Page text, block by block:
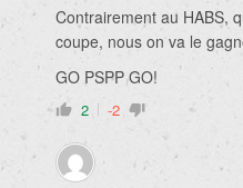
Contrairement au HABS,
coupe, nous on va le
GO PSPP GO!
2 -2